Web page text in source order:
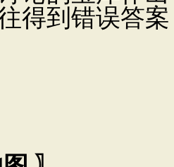
得到错误答